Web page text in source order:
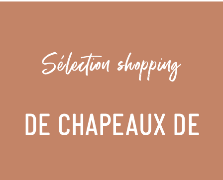
Sélection shopping
DE CHAPEAUX DE